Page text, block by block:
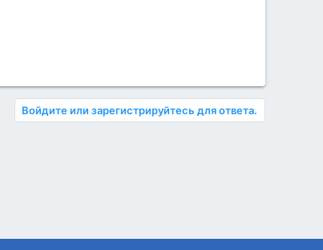
Войдите или зарегистрируйтесь для ответа.